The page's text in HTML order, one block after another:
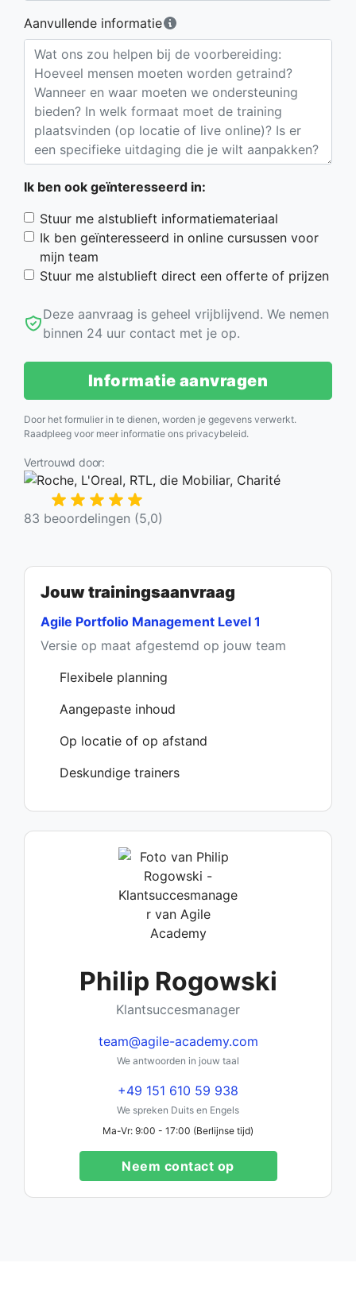
Aanvullende informatie
Ik ben ook geïnteresseerd in:
Stuur me alstublieft informatiemateriaal
Ik ben geïnteresseerd in online cursussen voor
mijn team
Stuur me alstublieft direct een offerte of prijzen
Deze aanvraag is geheel vrijblijvend. We nemen
binnen 24 uur contact met je op.
Informatie aanvragen
Door het formulier in te dienen, worden je gegevens verwerkt.
Raadpleeg voor meer informatie ons privacybeleid.
Vertrouwd door:
83 beoordelingen (5,0)
Jouw trainingsaanvraag
Agile Portfolio Management Level 1
Versie op maat afgestemd op jouw team
Flexibele planning
Aangepaste inhoud
Op locatie of op afstand
Deskundige trainers
Philip Rogowski
Klantsuccesmanager
team@agile-academy.com
We antwoorden in jouw taal
+49 151 610 59 938
We spreken Duits en Engels
Ma-Vr: 9:00 - 17:00 (Berlijnse tijd)
Neem contact op